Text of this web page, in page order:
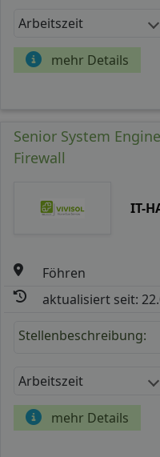
Arbeitszeit
mehr Details
Senior System
Firewall
IT-
Föhren
aktualisiert seit:
Stellenbeschreibung:
Arbeitszeit
mehr Details